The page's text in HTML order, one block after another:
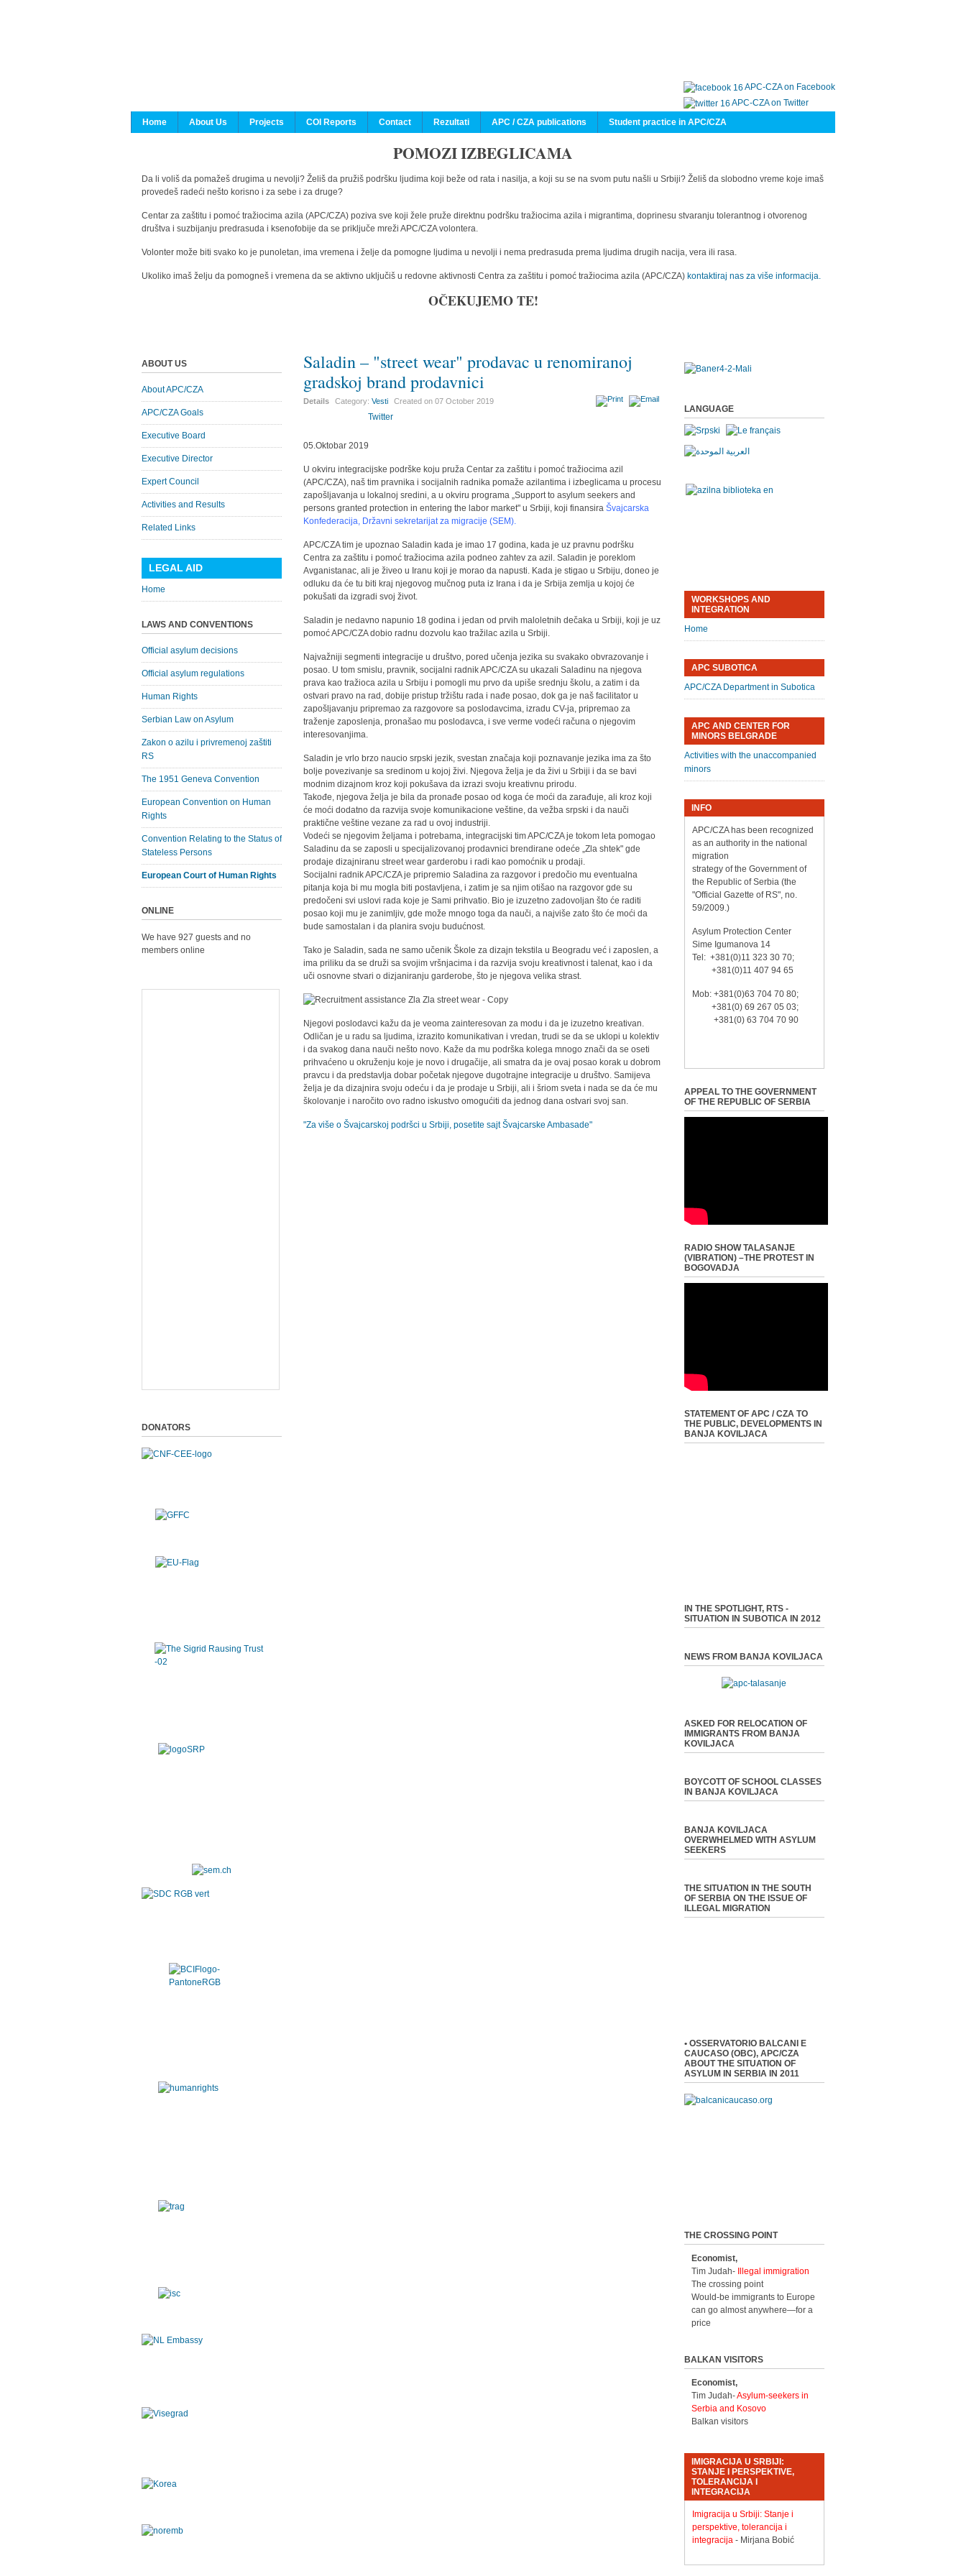
APC-CZA on Facebook
APC-CZA on Twitter
Home
About Us Projects COI Reports Contact Rezultati APC / CZA publications Student practice in APC/CZA
POMOZI IZBEGLICAMA
Da li voliš da pomažeš drugima u nevolji? Želiš da pružiš podršku ljudima koji beže od rata i nasilja, a koji su se na svom putu našli u Srbiji? Želiš da slobodno vreme koje imaš
provedeš radeći nešto korisno i za sebe i za druge?
Centar za zaštitu i pomoć tražiocima azila (APC/CZA) poziva sve koji žele pruže direktnu podršku tražiocima azila i migrantima, doprinesu stvaranju tolerantnog i otvorenog
društva i suzbijanju predrasuda i ksenofobije da se priključe mreži APC/CZA volontera.
Volonter može biti svako ko je punoletan, ima vremena i želje da pomogne ljudima u nevolji i nema predrasuda prema ljudima drugih nacija, vera ili rasa.
Ukoliko imaš želju da pomogneš i vremena da se aktivno uključiš u redovne aktivnosti Centra za zaštitu i pomoć tražiocima azila (APC/CZA) kontaktiraj nas za više informacija.
OČEKUJEMO TE!
Saladin – "street wear" prodavac u renomiranoj
gradskoj brand prodavnici
Details Category:Vesti Created on07 October 2019
Twitter
05.Oktobar 2019
U okviru integracijske podrške koju pruža Centar za zaštitu i pomoć tražiocima azil
(APC/CZA), naš tim pravnika i socijalnih radnika pomaže azilantima i izbeglicama u procesu
zapošljavanja u lokalnoj sredini, a u okviru programa „Support to asylum seekers and
persons granted protection in entering the labor market" u Srbiji, koji finansiraŠvajcarska
Konfederacija, Državni sekretarijat za migracije (SEM).
APC/CZA tim je upoznao Saladin kada je imao 17 godina, kada je uz pravnu podršku
Centra za zaštitu i pomoć tražiocima azila podneo zahtev za azil. Saladin je poreklom
Avganistanac, ali je živeo u Iranu koji je morao da napusti. Kada je stigao u Srbiju, doneo je
odluku da će tu biti kraj njegovog mučnog puta iz Irana i da je Srbija zemlja u kojoj će
pokušati da izgradi svoj život.
Saladin je nedavno napunio 18 godina i jedan od prvih maloletnih dečaka u Srbiji, koji je uz
pomoć APC/CZA dobio radnu dozvolu kao tražilac azila u Srbiji.
Najvažniji segmenti integracije u društvo, pored učenja jezika su svakako obvrazovanje i
posao. U tom smislu, pravnik, socijalni radnik APC/CZA su ukazali Saladinu na njegova
prava kao tražioca azila u Srbiju i pomogli mu prvo da upiše srednju školu, a zatim i da
ostvari pravo na rad, dobije pristup tržištu rada i nađe posao, dok ga je naš facilitator u
zapošljavanju pripremao za razgovore sa poslodavcima, izradu CV-ja, pripremao za
traženje zaposlenja, pronašao mu poslodavca, i sve verme vodeći računa o njegovim
interesovanjima.
Saladin je vrlo brzo naucio srpski jezik, svestan značaja koji poznavanje jezika ima za što
bolje povezivanje sa sredinom u kojoj živi. Njegova želja je da živi u Srbiji i da se bavi
modnim dizajnom kroz koji pokušava da izrazi svoju kreativnu prirodu.
Takođe, njegova želja je bila da pronađe posao od koga će moći da zarađuje, ali kroz koji
će moći dodatno da razvija svoje komunikacione veštine, da vežba srpski i da nauči
praktične veštine vezane za rad u ovoj industriji.
Vodeći se njegovim željama i potrebama, integracijski tim APC/CZA je tokom leta pomogao
Saladinu da se zaposli u specijalizovanoj prodavnici brendirane odeće „Zla shtek" gde
prodaje dizajniranu street wear garderobu i radi kao pomoćnik u prodaji.
Socijalni radnik APC/CZA je pripremio Saladina za razgovor i predočio mu eventualna
pitanja koja bi mu mogla biti postavljena, i zatim je sa njim otišao na razgovor gde su
predočeni svi uslovi rada koje je Sami prihvatio. Bio je izuzetno zadovoljan što će raditi
posao koji mu je zanimljiv, gde može mnogo toga da nauči, a najviše zato što će moći da
bude samostalan i da planira svoju budućnost.
Tako je Saladin, sada ne samo učenik Škole za dizajn tekstila u Beogradu već i zaposlen, a
ima priliku da se druži sa svojim vršnjacima i da razvija svoju kreativnost i talenat, kao i da
uči osnovne stvari o dizjaniranju garderobe, što je njegova velika strast.
Njegovi poslodavci kažu da je veoma zainteresovan za modu i da je izuzetno kreativan.
Odličan je u radu sa ljudima, izrazito komunikativan i vredan, trudi se da se uklopi u kolektiv
i da svakog dana nauči nešto novo. Kaže da mu podrška kolega mnogo znači da se oseti
prihvaćeno u okruženju koje je novo i drugačije, ali smatra da je ovaj posao korak u dobrom
pravcu i da predstavlja dobar početak njegove dugotrajne integracije u društvo. Samijeva
želja je da dizajnira svoju odeću i da je prodaje u Srbiji, ali i šriom sveta i nada se da će mu
školovanje i naročito ovo radno iskustvo omogućiti da jednog dana ostvari svoj san.
"Za više o Švajcarskoj podršci u Srbiji, posetite sajt Švajcarske Ambasade"
ABOUT US
About APC/CZA
APC/CZA Goals
Executive Board
Executive Director
Expert Council
Activities and Results
Related Links
LEGAL AID
Home
LAWS AND CONVENTIONS
Official asylum decisions
Official asylum regulations
Human Rights
Serbian Law on Asylum
Zakon o azilu i privremenoj zaštiti
RS
The 1951 Geneva Convention
European Convention on Human
Rights
Convention Relating to the Status of
Stateless Persons
European Court of Human Rights
ONLINE
We have 927 guests and no
members online
DONATORS
LANGUAGE
WORKSHOPS AND
INTEGRATION
Home
APC SUBOTICA
APC/CZA Department in Subotica
APC AND CENTER FOR
MINORS BELGRADE
Activities with the unaccompanied
minors
INFO
APC/CZA has been recognized
as an authority in the national
migration
strategy of the Government of
the Republic of Serbia (the
"Official Gazette of RS", no.
59/2009.)
Asylum Protection Center
Sime Igumanova 14
Tel: +381(0)11 323 30 70;
+381(0)11 407 94 65
Mob: +381(0)63 704 70 80;
+381(0) 69 267 05 03;
+381(0) 63 704 70 90
APPEAL TO THE GOVERNMENT
OF THE REPUBLIC OF SERBIA
RADIO SHOW TALASANJE
(VIBRATION) –THE PROTEST IN
BOGOVADJA
STATEMENT OF APC / CZA TO
THE PUBLIC, DEVELOPMENTS IN
BANJA KOVILJACA
IN THE SPOTLIGHT, RTS -
SITUATION IN SUBOTICA IN 2012
NEWS FROM BANJA KOVILJACA
ASKED FOR RELOCATION OF
IMMIGRANTS FROM BANJA
KOVILJACA
BOYCOTT OF SCHOOL CLASSES
IN BANJA KOVILJACA
BANJA KOVILJACA
OVERWHELMED WITH ASYLUM
SEEKERS
THE SITUATION IN THE SOUTH
OF SERBIA ON THE ISSUE OF
ILLEGAL MIGRATION
• OSSERVATORIO BALCANI E
CAUCASO (OBC), APC/CZA
ABOUT THE SITUATION OF
ASYLUM IN SERBIA IN 2011
THE CROSSING POINT
Economist,
Tim Judah-
Illegal immigration
The crossing point
Would-be immigrants to Europe
can go almost anywhere—for a
price
BALKAN VISITORS
Economist,
Tim Judah-Asylum-seekers in
Serbia and Kosovo
Balkan visitors
IMIGRACIJA U SRBIJI:
STANJE I PERSPEKTIVE,
TOLERANCIJA I
INTEGRACIJA
Imigracija u Srbiji: Stanje i
perspektive, tolerancija i
integracija- Mirjana Bobić